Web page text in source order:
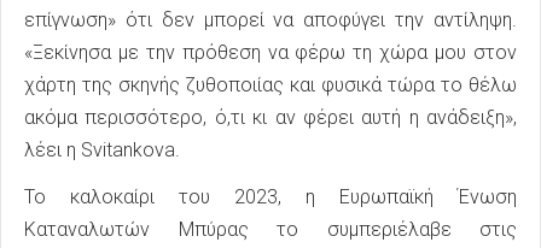
επίγνωση» ότι δεν μπορεί να αποφύγει την αντίληψη.
«Ξεκίνησα με την πρόθεση να φέρω τη χώρα μου στον
χάρτη της σκηνής ζυθοποιίας και φυσικά τώρα το θέλω
ακόμα περισσότερο, ό,τι κι αν φέρει αυτή η ανάδειξη»,
λέει η Svitankova.
Το καλοκαίρι του 2023, η Ευρωπαϊκή Ένωση
Καταναλωτών Μπύρας το συμπεριέλαβε στις